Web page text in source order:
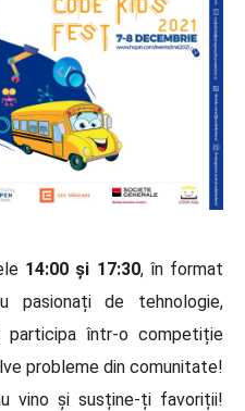
14:00 și 17:30, în format
pasionați de tehnologie,
participa într-o competiție
probleme din comunitate!
vino și susține-ți favoriții!